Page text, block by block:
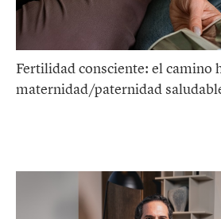
Fertilidad consciente: el camino
maternidad/paternidad